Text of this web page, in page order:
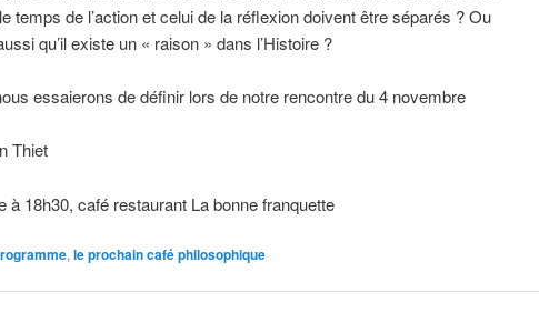
temps de l’action et celui de la réflexion doivent être séparés ? Ou
qu’il existe un « raison » dans l’Histoire ?
essaierons de définir lors de notre rencontre du 4 novembre
Thiet
à 18h30, café restaurant La bonne franquette
, le prochain café philosophique